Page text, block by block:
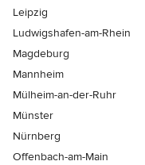
Leipzig
Ludwigshafen-am-Rhein
Magdeburg
Mannheim
Mülheim-an-der-Ruhr
Münster
Nürnberg
Offenbach-am-Main